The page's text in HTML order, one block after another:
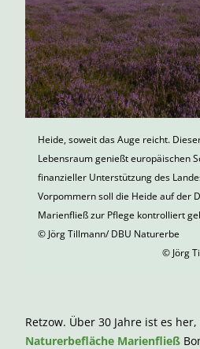
Heide, soweit das Auge reicht.
Lebensraum genießt europäischen
finanzieller Unterstützung des
Vorpommern soll die Heide auf der
Marienfließ zur Pflege kontrolliert
© Jörg Tillmann/ DBU Naturerbe
© Jörg
Retzow. Über 30 Jahre ist es
Naturerbefläche Marienfließ